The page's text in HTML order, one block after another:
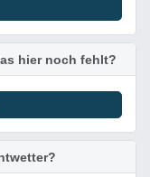
hier noch fehlt?